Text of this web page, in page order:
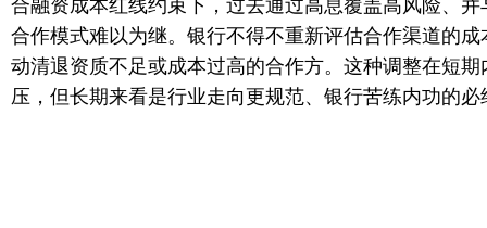
合融资成本红线约束下，过去通过高息覆盖高风险、
合作模式难以为继。银行不得不重新评估合作渠道的
动清退资质不足或成本过高的合作方。这种调整在短
压，但长期来看是行业走向更规范、银行苦练内功的必